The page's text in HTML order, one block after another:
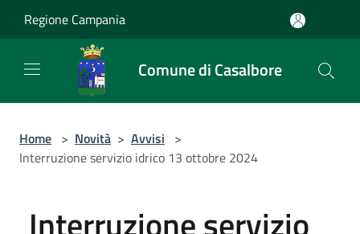
Regione Campania
Comune di Casalbore
Home > Novità > Avvisi >
Interruzione servizio idrico 13 ottobre 2024